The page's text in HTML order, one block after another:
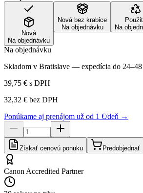
Nová
Na objednávku
Nová bez krabice
Na objednávku
Na
Na objednávku
Skladom v Bratislave — expedícia do
39,75 € s DPH
32,32 € bez DPH
Ponúkame aj prenájom už od 1 €/deň →
Získať cenovú ponuku Predobjednať
Canon Accredited Partner